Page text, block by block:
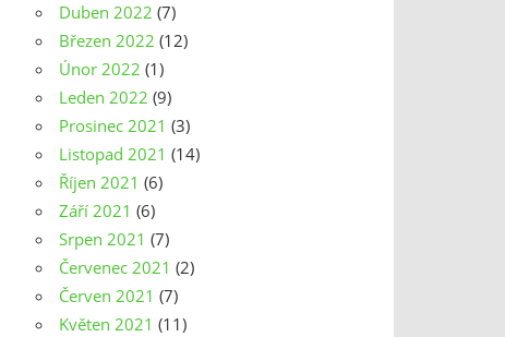
Duben 2022 (7)
Březen 2022 (12)
Únor 2022 (1)
Leden 2022 (9)
Prosinec 2021 (3)
Listopad 2021 (14)
Říjen 2021 (6)
Září 2021 (6)
Srpen 2021 (7)
Červenec 2021 (2)
Červen 2021 (7)
Květen 2021 (11)